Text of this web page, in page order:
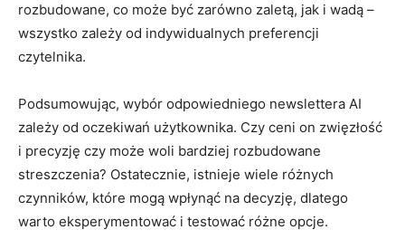
rozbudowane, co może być ⁣zarówno ​zaletą, jak i wadą –
⁢wszystko zależy od ‍indywidualnych preferencji
czytelnika.
Podsumowując, wybór⁤ odpowiedniego newslettera​ AI
zależy od oczekiwań użytkownika. Czy ceni on zwięzłość
i ‌precyzję ‍czy ⁣może woli bardziej rozbudowane
‍streszczenia? Ostatecznie, istnieje wiele ⁤różnych⁤
czynników, które mogą wpłynąć ⁣na decyzję, dlatego⁢
warto eksperymentować ⁢i ​testować różne⁢ opcje.